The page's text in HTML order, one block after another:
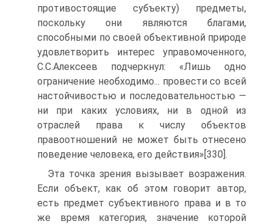
противостоящие субъекту) предметы,
поскольку они являются благами,
способными по своей объективной природе
удовлетворить интерес управомоченного,
С.С.Алексеев подчеркнул: «Лишь одно
ограничение необходимо... провести со всей
настойчивостью и последовательностью —
ни при каких условиях, ни в одной из
отраслей права к числу объектов
правоотношений не может быть отнесено
поведение человека, его действия»[330].
Эта точка зрения вызывает возражения.
Если объект, как об этом говорит автор,
есть предмет субъективного права и в то
же время категория, значение которой